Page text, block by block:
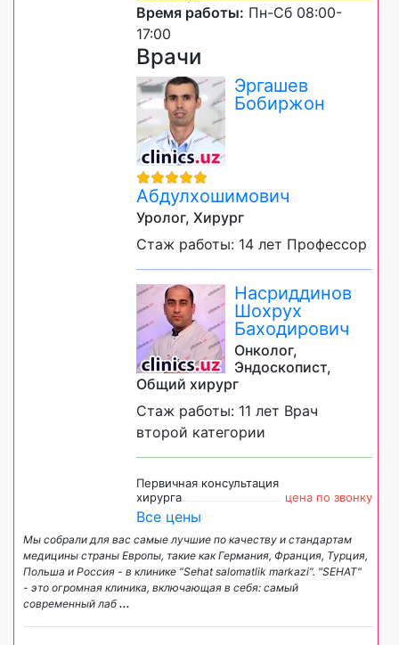
Время работы: Пн-Сб 08:00-
17:00
Врачи
Эргашев
Бобиржон
Абдулхошимович
Уролог, Хирург
Стаж работы: 14 лет Профессор
Насриддинов
Шохрух
Баходирович
Онколог,
Эндоскопист,
Общий хирург
Стаж работы: 11 лет Врач
второй категории
Первичная консультация
хирурга
цена по звонку
Все цены
Мы собрали для вас самые лучшие по качеству и стандартам
медицины страны Европы, такие как Германия, Франция, Турция,
Польша и Россия - в клинике “Sehat salomatlik markazi”. "SEHAT"
- это огромная клиника, включающая в себя: самый
современный лаб ...